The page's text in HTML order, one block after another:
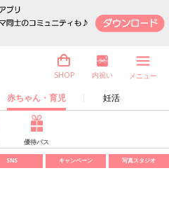
赤ちゃん・育児 妊活
SHOP 内祝い メニュー
優待パス
SNS キャンペーン 写真スタジオ